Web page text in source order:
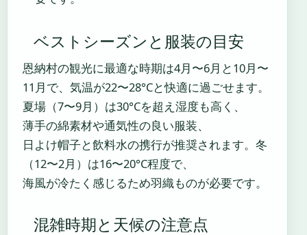
ベストシーズンと服装の目安
恩納村の観光に最適な時期は4月〜6月と10月〜
11月で、気温が22〜28°Cと快適に過ごせます。
夏場（7〜9月）は30°Cを超え湿度も高く、
薄手の綿素材や通気性の良い服装、
日よけ帽子と飲料水の携行が推奨されます。冬
（12〜2月）は16〜20°C程度で、
海風が冷たく感じるため羽織ものが必要です。
混雑時期と天候の注意点